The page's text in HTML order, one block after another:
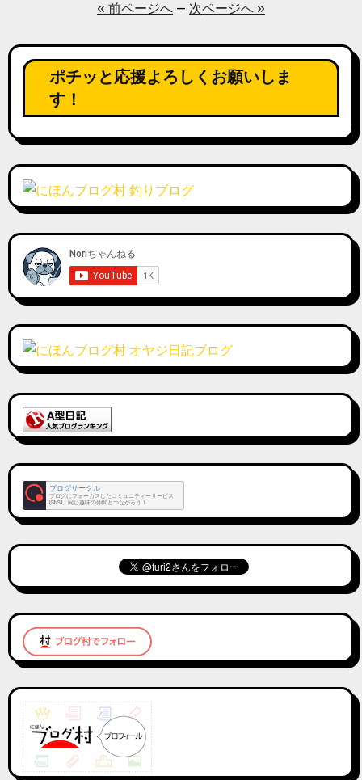
の
ペ
ジ
送
り
« 前ページへ — 次ページへ »
ポチッと応援よろしくお願いしま
す！
ブログサークル
ブログにフォーカスしたコミュニティーサービス
(SNS)。同じ趣味の仲間とつながろう！